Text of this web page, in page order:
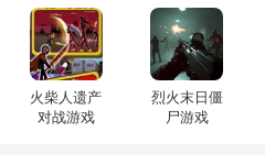
火柴人遗产
对战游戏
烈火末日僵
尸游戏